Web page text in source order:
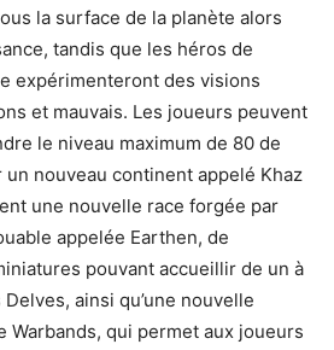
la surface de la planète alors
tandis que les héros de
expérimenteront des visions
et mauvais. Les joueurs peuvent
le niveau maximum de 80 de
un nouveau continent appelé Khaz
une nouvelle race forgée par
appelée Earthen, de
pouvant accueillir de un à
ainsi qu’une nouvelle
Warbands, qui permet aux joueurs